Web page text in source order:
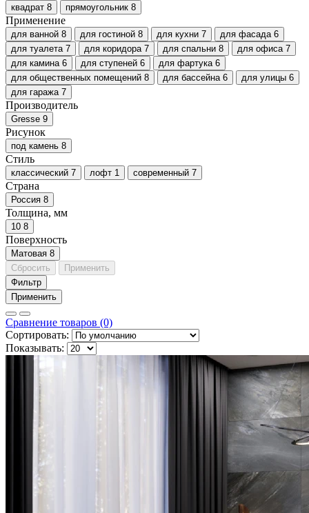
квадрат 8 прямоугольник 8
Применение
для ванной 8 для гостиной 8 для кухни 7 для фасада 6
для туалета 7 для коридора 7 для спальни 8 для офиса 7
для камина 6 для ступеней 6 для фартука 6
для общественных помещений 8 для бассейна 6 для улицы 6
для гаража 7
Производитель
Gresse 9
Рисунок
под камень 8
Стиль
классический 7 лофт 1 современный 7
Страна
Россия 8
Толщина, мм
10 8
Поверхность
Матовая 8
Сбросить
Применить
Фильтр
Применить
Сравнение товаров (0)
Сортировать:
Показывать: